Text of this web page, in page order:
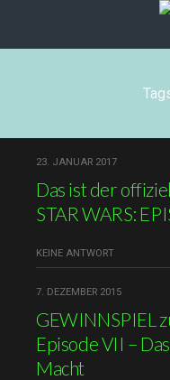
23. JANUAR 2017
Das ist der
STAR WARS:
KEINE ANTWORT
7. DEZEMBER 2015
GEWINNSPIEL
Episode VII –
Macht